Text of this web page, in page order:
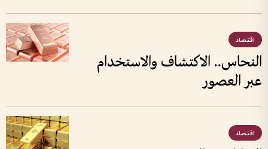
اقتصاد
النحاس.. الاكتشاف والاستخدام
عبر العصور
اقتصاد